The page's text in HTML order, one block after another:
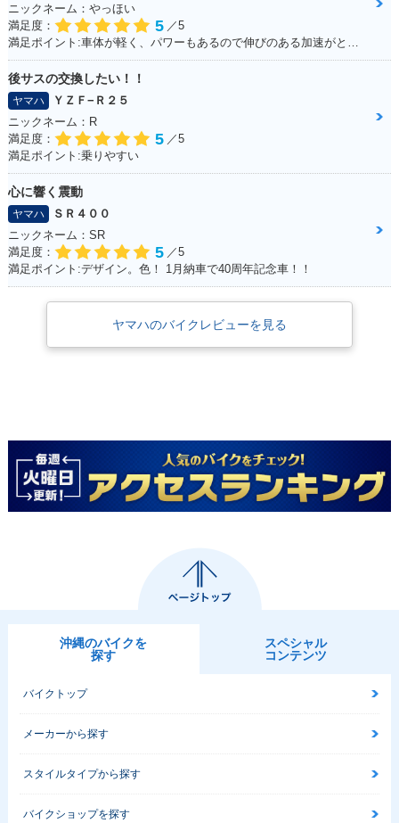
ニックネーム：やっほい
満足度：
5 ／5
後サスの交換したい！！
ヤマハ
ＹＺＦ−Ｒ２５
ニックネーム：R
満足度：
5 ／5
満足ポイント:乗りやすい
心に響く震動
ヤマハ
ＳＲ４００
ニックネーム：SR
満足度：
5 ／5
満足ポイント:デザイン。色！ 1月納車で40周年記念車！！
ヤマハのバイクレビューを見る
沖縄のバイクを
探す
スペシャル
コンテンツ
バイクトップ
メーカーから探す
スタイルタイプから探す
バイクショップを探す